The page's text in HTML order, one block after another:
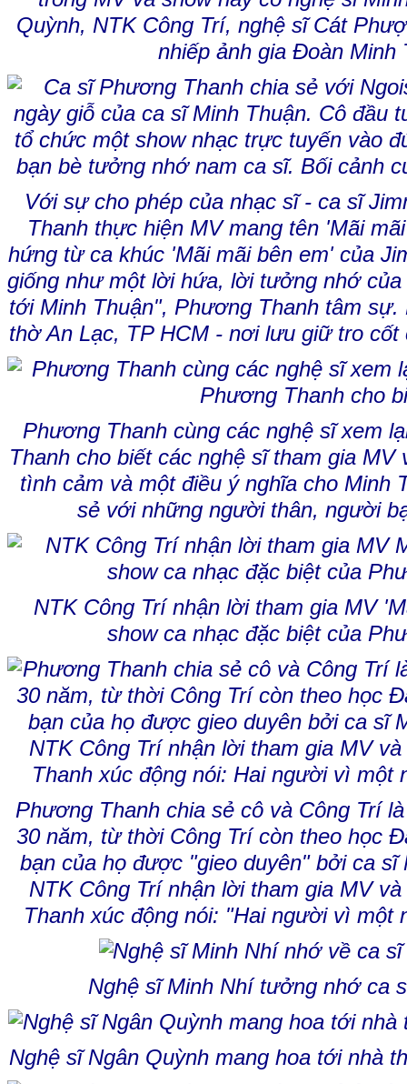
Quỳnh, NTK Công Trí, nghệ sĩ Cát
nhiếp ảnh gia Đoàn Minh
Với sự cho phép của nhạc sĩ - ca sĩ
Thanh thực hiện MV mang tên 'Mãi
hứng từ ca khúc 'Mãi mãi bên em' của
giống như một lời hứa, lời tưởng nhớ
tới Minh Thuận", Phương Thanh tâm
thờ An Lạc, TP HCM - nơi lưu giữ tro cốt
Phương Thanh cùng các nghệ sĩ xem
Thanh cho biết các nghệ sĩ tham gia MV
tình cảm và một điều ý nghĩa cho Minh
sẻ với những người thân, người
NTK Công Trí nhận lời tham gia MV
show ca nhạc đặc biệt của
Phương Thanh chia sẻ cô và Công Trí
30 năm, từ thời Công Trí còn theo học
bạn của họ được "gieo duyên" bởi ca sĩ
NTK Công Trí nhận lời tham gia MV
Thanh xúc động nói: "Hai người vì một
Nghệ sĩ Minh Nhí tưởng nhớ ca
Nghệ sĩ Ngân Quỳnh mang hoa tới nhà